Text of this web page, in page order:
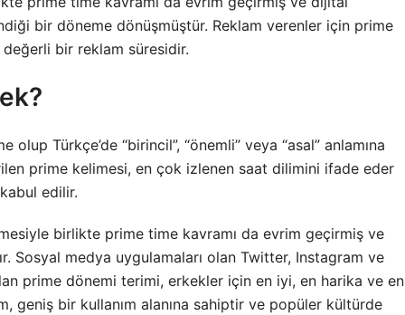
bir döneme dönüşmüştür. Reklam verenler için prime
değerli bir reklam süresidir.
Türkçe’de “birincil”, “önemli” veya “asal” anlamına
prime kelimesi, en çok izlenen saat dilimini ifade eder
edilir.
birlikte prime time kavramı da evrim geçirmiş ve
Sosyal medya uygulamaları olan Twitter, Instagram ve
prime dönemi terimi, erkekler için en iyi, en harika ve en
geniş bir kullanım alanına sahiptir ve popüler kültürde